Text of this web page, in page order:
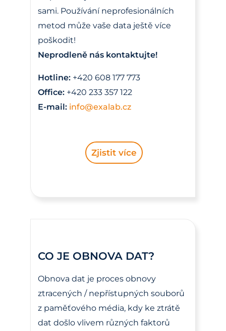
sami. Používání neprofesionálních
metod může vaše data ještě více
poškodit!
Neprodleně nás kontaktujte!
Hotline: +420 608 177 773
Office: +420 233 357 122
E-mail: info@exalab.cz
Zjistit více
CO JE OBNOVA DAT?
Obnova dat je proces obnovy
ztracených / nepřístupných souborů
z paměťového média, kdy ke ztrátě
dat došlo vlivem různých faktorů